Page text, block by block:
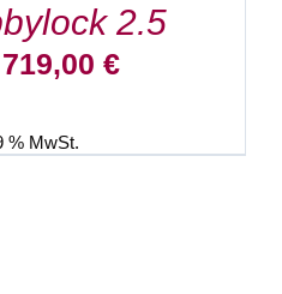
2.5
Ursprünglicher
799,00 €
719,00 €Aktueller
% MwSt.